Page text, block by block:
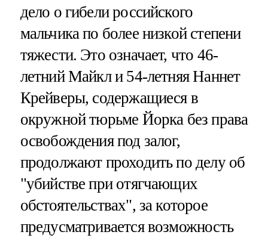
дело о гибели российского
мальчика по более низкой степени
тяжести. Это означает, что 46-
летний Майкл и 54-летняя Наннет
Крейверы, содержащиеся в
окружной тюрьме Йорка без права
освобождения под залог,
продолжают проходить по делу об
"убийстве при отягчающих
обстоятельствах", за которое
предусматривается возможность